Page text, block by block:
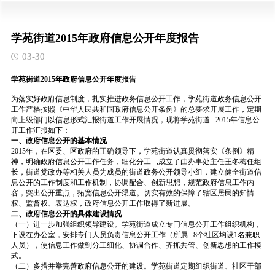
学苑街道2015年政府信息公开年度报告
03-30
学苑街道2015年政府信息公开年度报告
为落实好政府信息制度，扎实推进政务信息公开工作，学苑街道政务信息公开
工作严格按照《中华人民共和国政府信息公开条例》的总要求开展工作，定期
向上级部门以信息形式汇报街道工作开展情况，现将学苑街道 2015年信息公
开工作汇报如下：
一、政府信息公开的基本情况
2015年，在区委、区政府的正确领导下，学苑街道认真贯彻落实《条例》精
神，明确政府信息公开工作任务，细化分工 ,成立了由办事处主任王冬梅任组
长，街道党政办等相关人员为成员的街道政务公开领导小组，建立健全街道信
息公开的工作制度和工作机制，协调配合、创新思想，规范政府信息工作内
容，突出公开重点，拓宽信息公开渠道。切实有效的保障了辖区居民的知情
权、监督权、表达权，政府信息公开工作取得了新进展。
二、政府信息公开的具体建设情况
（一）进一步加强组织领导建设。学苑街道成立专门信息公开工作组织机构，
下设在办公室，安排专门人员负责信息公开工作（所属 8个社区均设1名兼职
人员），使信息工作做到分工细化、协调合作、齐抓共管、创新思想的工作模
式。
（二）多措并举完善政府信息公开的建设。学苑街道定期组织街道、社区干部